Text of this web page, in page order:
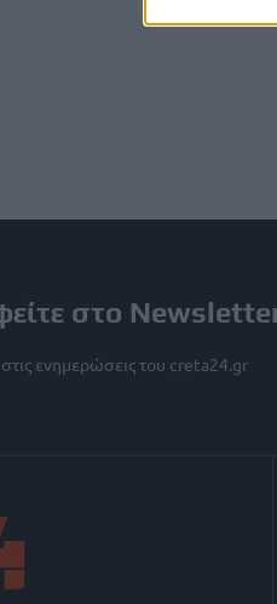
στο
ενημερώσεις του creta24.gr